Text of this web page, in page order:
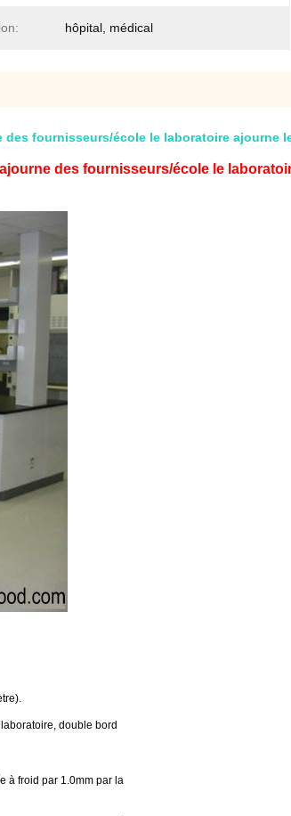
hôpital, médical
fournisseurs/école le laboratoire ajourne
des fournisseurs/école le
double bord
à froid par 1.0mm par la